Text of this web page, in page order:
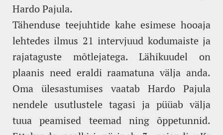
Hardo Pajula.
Tähenduse teejuhtide kahe esimese hooaja
lehtedes ilmus 21 intervjuud kodumaiste ja
rajataguste mõtlejatega. Lähikuudel on
plaanis need eraldi raamatuna välja anda.
Oma ülesastumises vaatab Hardo Pajula
nendele usutlustele tagasi ja püüab välja
tuua peamised teemad ning õppetunnid.